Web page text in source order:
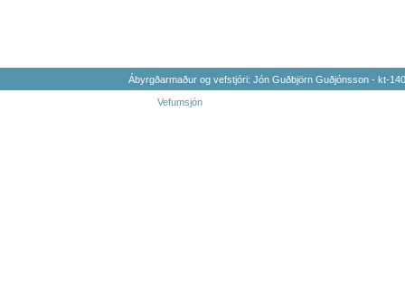
Ábyrgðarmaður og vefstjóri: Jón Guðbjörn Guðjónsson - kt-
Vefumsjón